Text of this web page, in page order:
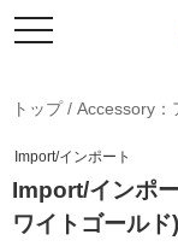
トップ/ Accessory：
Import/インポート
Import/インポ
ワイトゴールド)